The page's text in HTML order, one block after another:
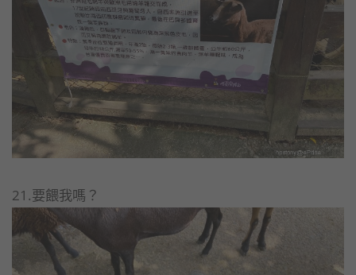
21.要餵我嗎？